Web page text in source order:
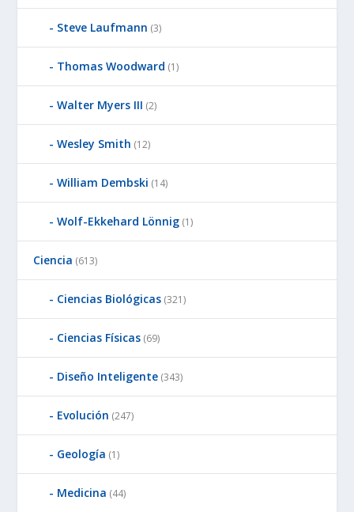
Steve Laufmann (3)
Thomas Woodward (1)
Walter Myers III (2)
Wesley Smith (12)
William Dembski (14)
Wolf-Ekkehard Lönnig (1)
Ciencia (613)
Ciencias Biológicas (321)
Ciencias Físicas (69)
Diseño Inteligente (343)
Evolución (247)
Geología (1)
Medicina (44)